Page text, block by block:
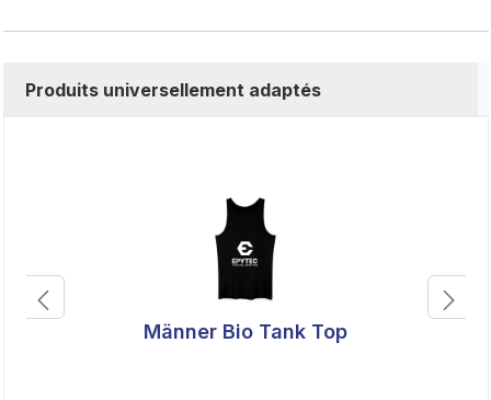
Produits universellement adaptés
Männer Bio Tank Top